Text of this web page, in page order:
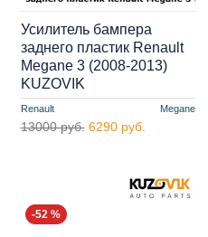
Renault Megane
Усилитель бампера
заднего пластик Renault
Megane 3 (2008-2013)
KUZOVIK
13000 руб. 6290 руб.
-52 %